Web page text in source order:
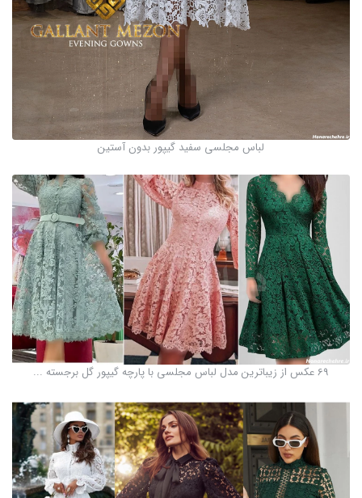
لباس مجلسی سفید گیپور بدون آستین
69 عکس از زیباترین مدل لباس مجلسی با پارچه گیپور گل برجسته ...